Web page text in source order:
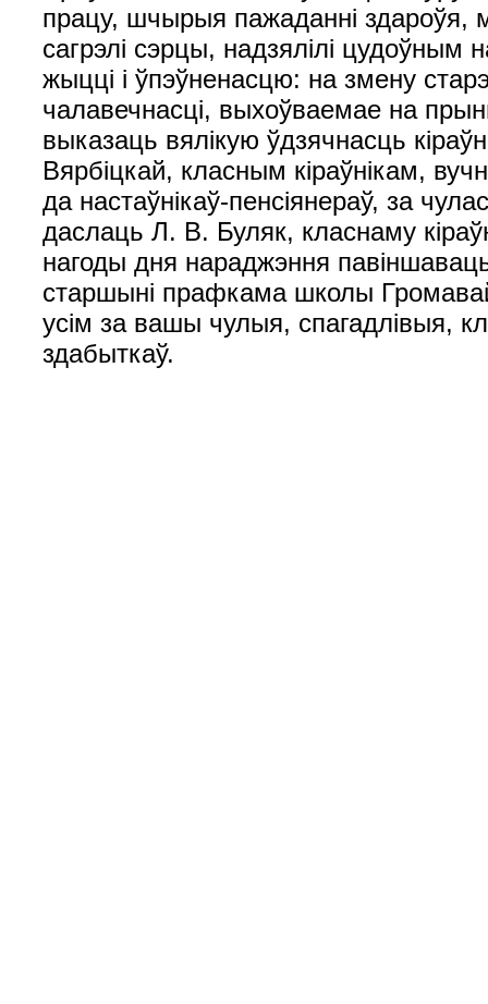
працу, шчырыя пажаданні здароўя,
сагрэлі сэрцы, надзялілі
жыцці і ўпэўненасцю: на змену
чалавечнасці, выхоўваемае на
выказаць вялікую ўдзячнасць
Вярбіцкай, класным кіраўнікам,
да настаўнікаў-пенсіянераў, за
даслаць Л. В. Буляк, класнаму
нагоды дня нараджэння
старшыні прафкама школы
усім за вашы чулыя, спагадлівыя,
здабыткаў.